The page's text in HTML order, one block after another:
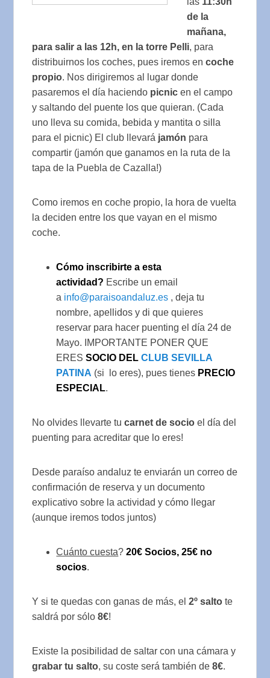
de la
mañana,
para salir a las 12h, en la torre Pelli, para
distribuirnos los coches, pues iremos encoche
propio. Nos dirigiremos al lugar donde
pasaremos el día haciendo picnic en el campo
y saltando del puente los que quieran. (Cada
uno lleva su comida, bebida y mantita o silla
para el picnic) El club llevará jamón para
compartir (jamón que ganamos en la ruta de la
tapa de la Puebla de Cazalla!)
Como iremos en coche propio, la hora de vuelta
la deciden entre los que vayan en el mismo
coche.
Cómo inscribirte a esta
actividad? Escribe un email
a info@paraisoandaluz.es , deja tu
nombre, apellidos y di que quieres
reservar para hacer puenting el día 24 de
Mayo. IMPORTANTE PONER QUE
ERESSOCIO DEL CLUB SEVILLA
PATINA (si lo eres), pues tienes PRECIO
ESPECIAL.
No olvides llevarte tucarnet de socio el día del
puenting para acreditar que lo eres!
Desde paraíso andaluz te enviarán un correo de
confirmación de reserva y un documento
explicativo sobre la actividad y cómo llegar
(aunque iremos todos juntos)
Cuánto cuesta?20€ Socios, 25€ no
socios.
Y si te quedas con ganas de más, el2º salto te
saldrá por sólo8€!
Existe la posibilidad de saltar con una cámara y
grabar tu salto, su coste será también de8€.